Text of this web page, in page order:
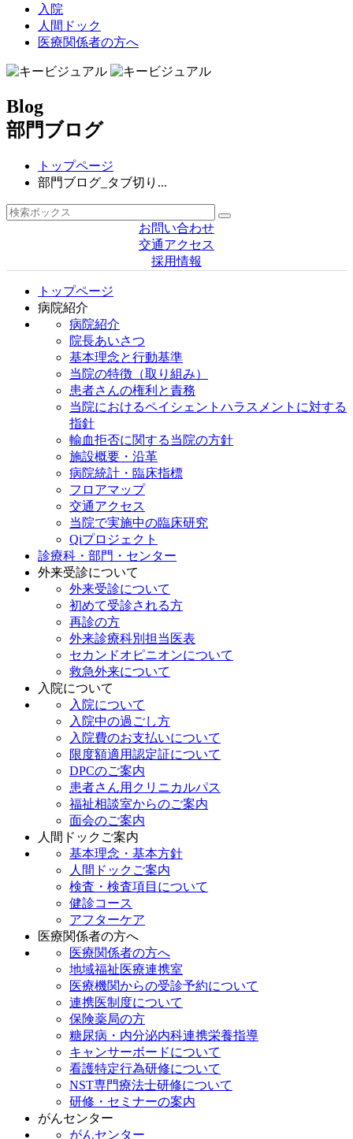
入院
人間ドック
医療関係者の方へ
Blog
部門ブログ
トップページ
部門ブログ_タブ切り...
お問い合わせ
交通アクセス
採用情報
トップページ
病院紹介
病院紹介
院長あいさつ
基本理念と行動基準
当院の特徴（取り組み）
患者さんの権利と責務
当院におけるペイシェントハラスメントに対する
指針
輸血拒否に関する当院の方針
施設概要・沿革
病院統計・臨床指標
フロアマップ
交通アクセス
当院で実施中の臨床研究
Qiプロジェクト
診療科・部門・センター
外来受診について
外来受診について
初めて受診される方
再診の方
外来診療科別担当医表
セカンドオピニオンについて
救急外来について
入院について
入院について
入院中の過ごし方
入院費のお支払いについて
限度額適用認定証について
DPCのご案内
患者さん用クリニカルパス
福祉相談室からのご案内
面会のご案内
人間ドックご案内
基本理念・基本方針
人間ドックご案内
検査・検査項目について
健診コース
アフターケア
医療関係者の方へ
医療関係者の方へ
地域福祉医療連携室
医療機関からの受診予約について
連携医制度について
保険薬局の方
糖尿病・内分泌内科連携栄養指導
キャンサーボードについて
看護特定行為研修について
NST専門療法士研修について
研修・セミナーの案内
がんセンター
がんセンター